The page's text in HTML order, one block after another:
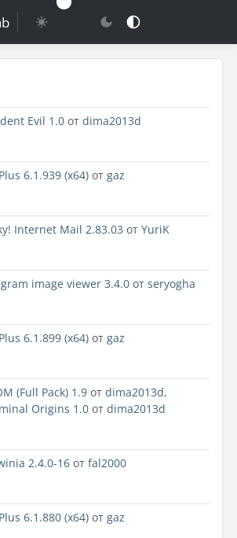
Evil 1.0 от dima2013d
6.1.939 (x64) от gaz
Internet Mail 2.83.03 от YuriK
image viewer 3.4.0 от seryogha
6.1.899 (x64) от gaz
(Full Pack) 1.9 от dima2013d,
Origins 1.0 от dima2013d
2.4.0-16 от fal2000
6.1.880 (x64) от gaz